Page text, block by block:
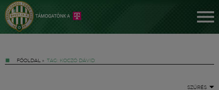
FŐOLDAL » TAG: KOCZÓ DÁVID
SZŰRÉS